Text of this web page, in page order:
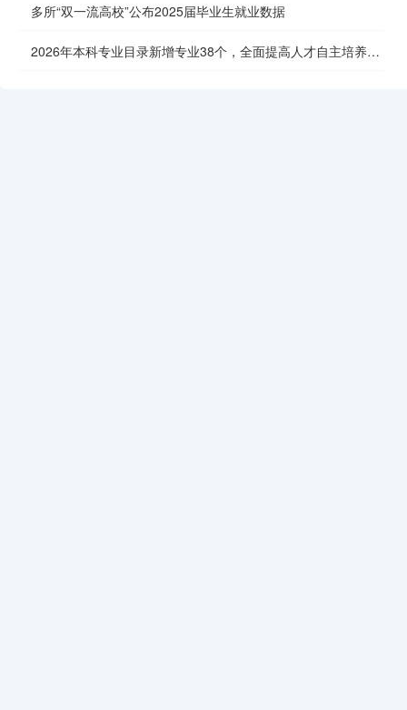
多所“双一流高校”公布2025届毕业生就业数据
2026年本科专业目录新增专业38个，全面提高人才自主培养质